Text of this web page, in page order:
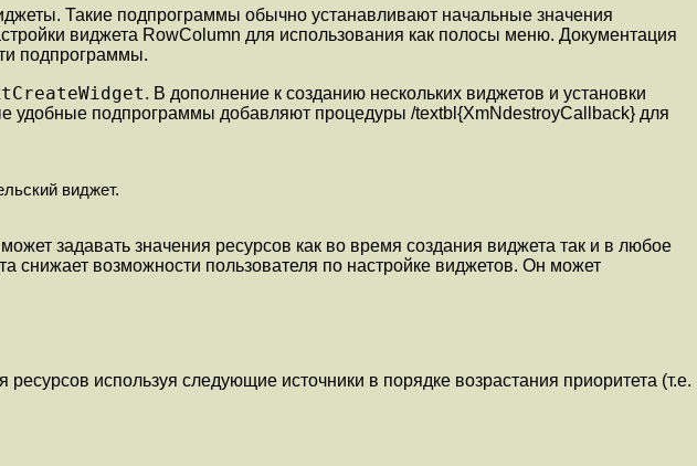
Такие подпрограммы обычно устанавливают начальные значения
виджета RowColumn для использования как полосы меню. Документация
подпрограммы.
. В дополнение к созданию нескольких виджетов и установки
удобные подпрограммы добавляют процедуры /textbl{XmNdestroyCallback} для
виджет.
задавать значения ресурсов как во время создания виджета так и в любое
снижает возможности пользователя по настройке виджетов. Он может
используя следующие источники в порядке возрастания приоритета (т.е.